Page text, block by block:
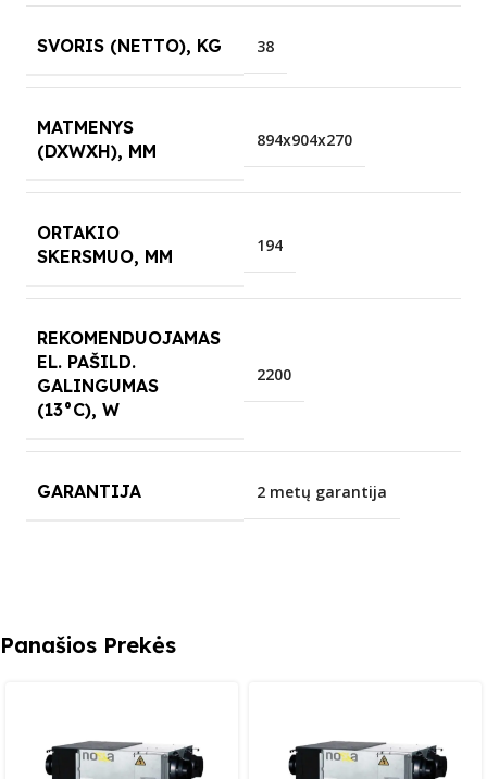
SVORIS (NETTO), KG 38
MATMENYS
(DXWXH), MM
894x904x270
ORTAKIO
SKERSMUO, MM
194
REKOMENDUOJAMAS
EL. PAŠILD.
GALINGUMAS
(13°C), W
2200
GARANTIJA 2 metų garantija
Panašios Prekės